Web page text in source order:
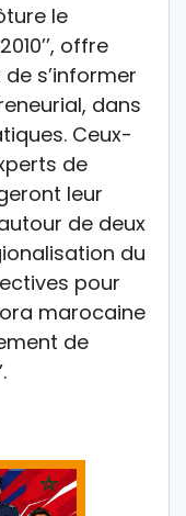
le
offre
s’informer
dans
Ceux-
de
leur
de deux
du
pour
marocaine
de